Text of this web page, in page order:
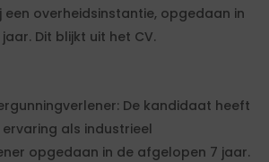
een overheidsinstantie, opgedaan in
Dit blijkt uit het CV.
De kandidaat heeft
als industrieel
opgedaan in de afgelopen 7 jaar.